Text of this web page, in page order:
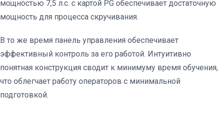
мощностью 7,5 л.с. с картой PG обеспечивает достаточную
мощность для процесса скручивания.
В то же время панель управления обеспечивает
эффективный контроль за его работой. Интуитивно
понятная конструкция сводит к минимуму время обучения,
что облегчает работу операторов с минимальной
подготовкой.